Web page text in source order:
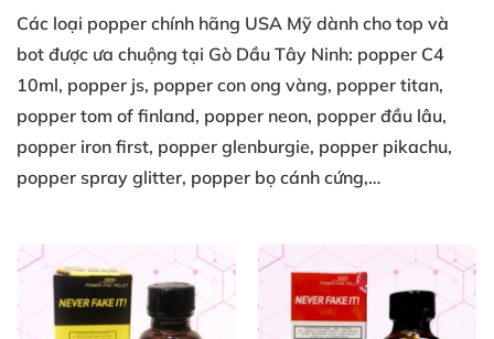
Các loại popper chính hãng USA Mỹ dành cho top và
bot được ưa chuộng tại Gò Dầu Tây Ninh: popper C4
10ml, popper js, popper con ong vàng, popper titan,
popper tom of finland, popper neon, popper đầu lâu,
popper iron first, popper glenburgie, popper pikachu,
popper spray glitter, popper bọ cánh cứng,…